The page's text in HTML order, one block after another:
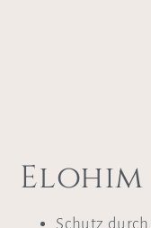
Elohim
Schutz